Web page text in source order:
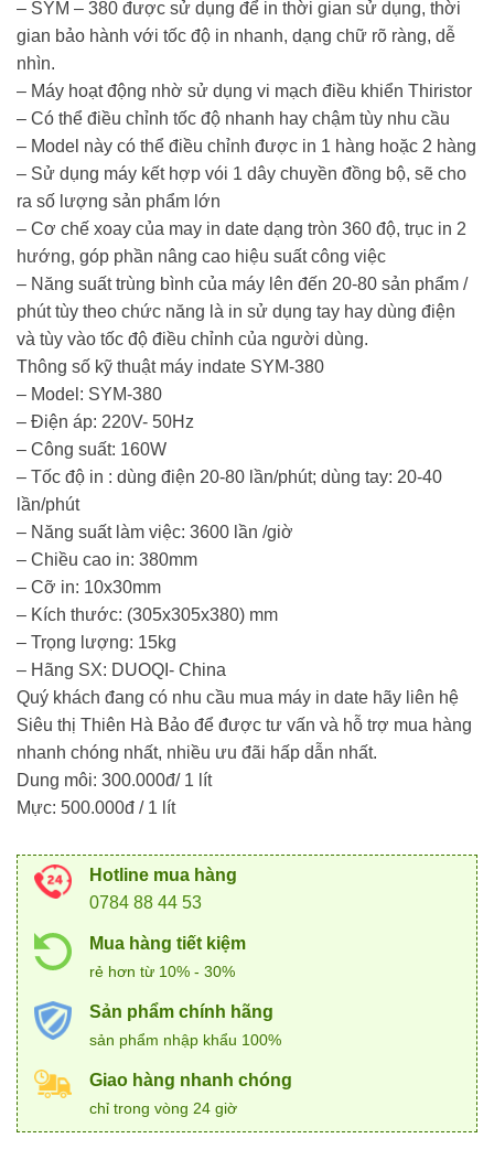
– SYM – 380 được sử dụng để in thời gian sử dụng, thời
gian bảo hành với tốc độ in nhanh, dạng chữ rõ ràng, dễ
nhìn.
– Máy hoạt động nhờ sử dụng vi mạch điều khiển Thiristor
– Có thể điều chỉnh tốc độ nhanh hay chậm tùy nhu cầu
– Model này có thể điều chỉnh được in 1 hàng hoặc 2 hàng
– Sử dụng máy kết hợp vói 1 dây chuyền đồng bộ, sẽ cho
ra số lượng sản phẩm lớn
– Cơ chế xoay của may in date dạng tròn 360 độ, trục in 2
hướng, góp phần nâng cao hiệu suất công việc
– Năng suất trùng bình của máy lên đến 20-80 sản phẩm /
phút tùy theo chức năng là in sử dụng tay hay dùng điện
và tùy vào tốc độ điều chỉnh của người dùng.
Thông số kỹ thuật máy indate SYM-380
– Model: SYM-380
– Điện áp: 220V- 50Hz
– Công suất: 160W
– Tốc độ in : dùng điện 20-80 lần/phút; dùng tay: 20-40
lần/phút
– Năng suất làm việc: 3600 lần /giờ
– Chiều cao in: 380mm
– Cỡ in: 10x30mm
– Kích thước: (305x305x380) mm
– Trọng lượng: 15kg
– Hãng SX: DUOQI- China
Quý khách đang có nhu cầu mua máy in date hãy liên hệ
Siêu thị Thiên Hà Bảo để được tư vấn và hỗ trợ mua hàng
nhanh chóng nhất, nhiều ưu đãi hấp dẫn nhất.
Dung môi: 300.000đ/ 1 lít
Mực: 500.000đ / 1 lít
Hotline mua hàng
0784 88 44 53
Mua hàng tiết kiệm
rẻ hơn từ 10% - 30%
Sản phẩm chính hãng
sản phẩm nhập khẩu 100%
Giao hàng nhanh chóng
chỉ trong vòng 24 giờ